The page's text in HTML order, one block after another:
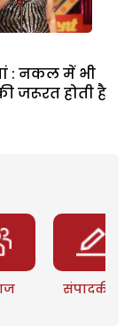
: नकल में भी
जरूरत होती है
संपादकीय